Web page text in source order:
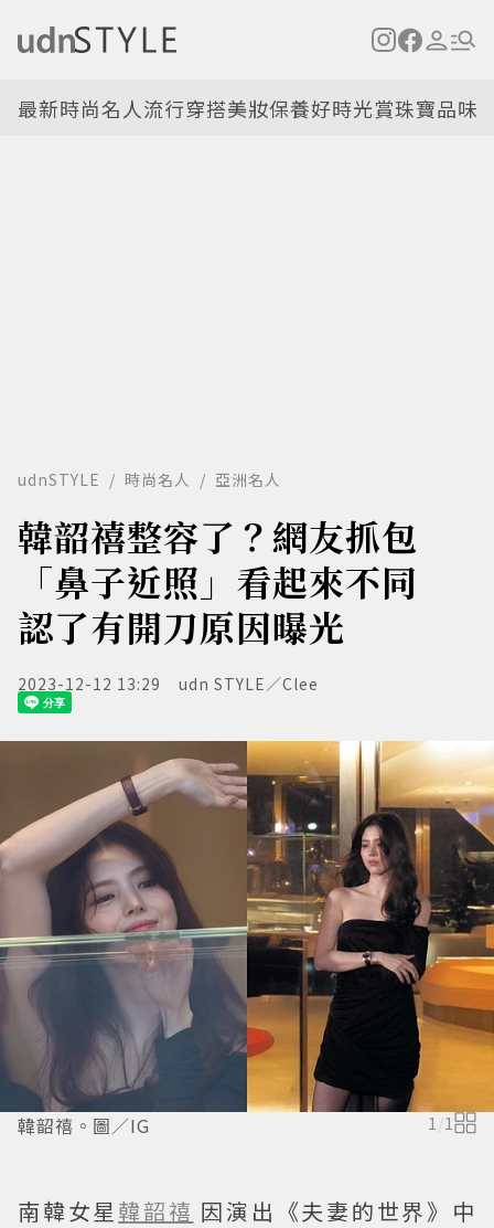
最新時尚名人流行穿搭美妝保養好時光賞珠寶品味
udnSTYLE 時尚名人 亞洲名人
韓韶禧整容了？網友抓包
「鼻子近照」看起來不同
認了有開刀原因曝光
2023-12-12 13:29 udn STYLE／Clee
韓韶禧。圖／IG 1/1
南韓女星 韓韶禧 因演出《夫妻的世界》中